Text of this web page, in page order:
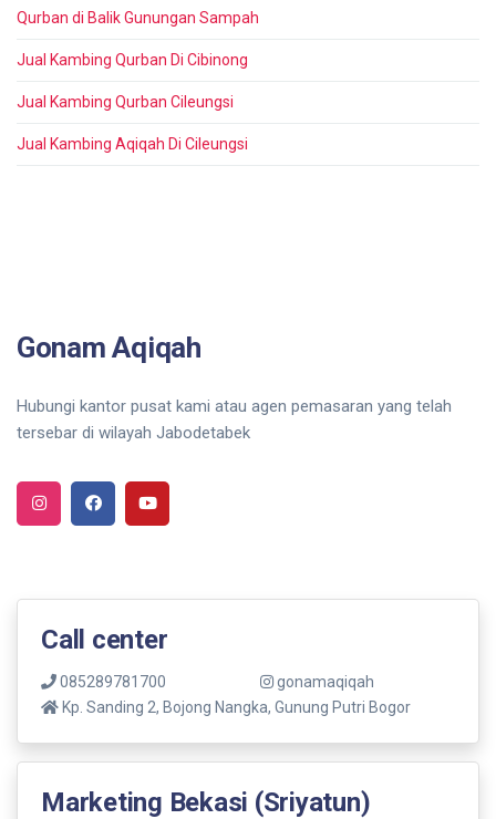
Qurban di Balik Gunungan Sampah
Jual Kambing Qurban Di Cibinong
Jual Kambing Qurban Cileungsi
Jual Kambing Aqiqah Di Cileungsi
Gonam Aqiqah
Hubungi kantor pusat kami atau agen pemasaran yang telah
tersebar di wilayah Jabodetabek
Call center
085289781700
gonamaqiqah
Kp. Sanding 2, Bojong Nangka, Gunung Putri Bogor
Marketing Bekasi (Sriyatun)